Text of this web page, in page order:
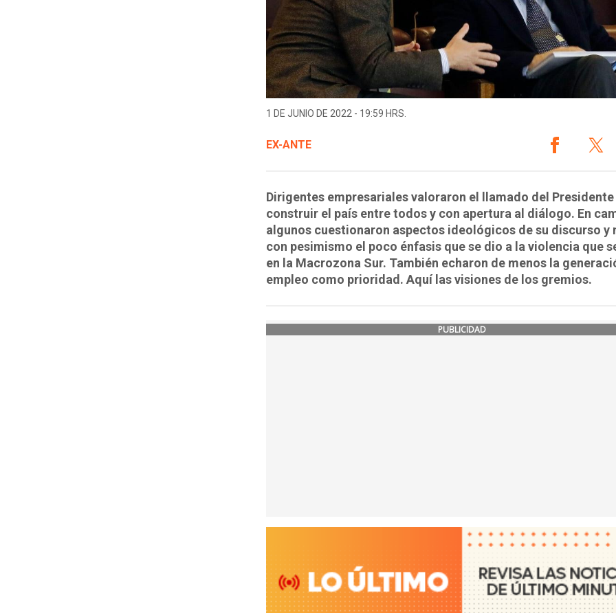
1 DE JUNIO DE 2022 - 19:59 HRS.
EX-ANTE
Dirigentes empresariales valoraron el llamado del Presidente
construir el país entre todos y con apertura al diálogo. En
algunos cuestionaron aspectos ideológicos de su discurso y
con pesimismo el poco énfasis que se dio a la violencia que
en la Macrozona Sur. También echaron de menos la
empleo como prioridad. Aquí las visiones de los gremios.
PUBLICIDAD